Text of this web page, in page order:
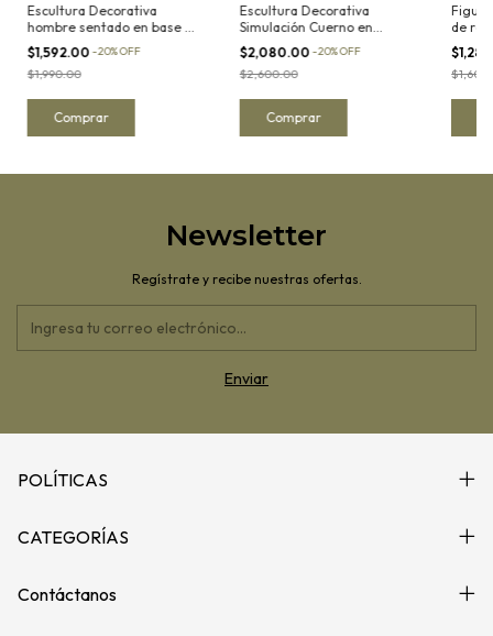
Escultura Decorativa
hombre sentado en base de
resina acabado cuarzo I
$1,592.00 -20%OFF
$1,990.00
Escultura Decorativa
Simulación Cuerno en
Resina con Soporte de
metal
$2,080.00 -20%OFF
$2,600.00
de
Newsletter
Regístrate y recibe nuestras ofertas.
POLÍTICAS
CATEGORÍAS
Contáctanos